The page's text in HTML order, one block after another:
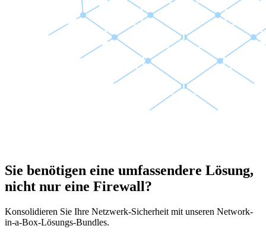
Sie benötigen eine umfassendere Lösung,
nicht nur eine Firewall?
Konsolidieren Sie Ihre Netzwerk-Sicherheit mit unseren Network-
in-a-Box-Lösungs-Bundles.